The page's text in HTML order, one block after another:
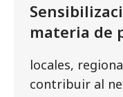
materia de
locales,
contribuir al